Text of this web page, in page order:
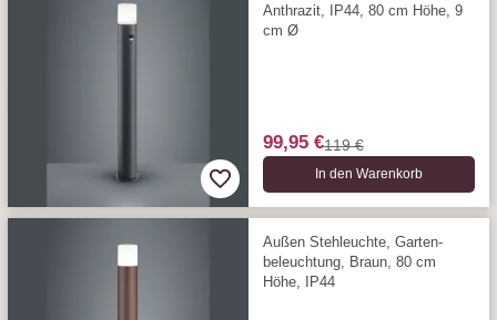
Anthrazit, IP44, 80 cm Höhe, 9
cm Ø
99,95 €119 €
In den Warenkorb
Außen Stehleuchte, Garten­
beleuchtung, Braun, 80 cm
Höhe, IP44